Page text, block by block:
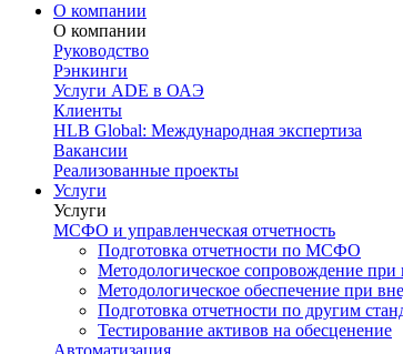
О компании
О компании
Руководство
Рэнкинги
Услуги ADE в ОАЭ
Клиенты
HLB Global: Международная экспертиза
Вакансии
Реализованные проекты
Услуги
Услуги
МСФО и управленческая отчетность
Подготовка отчетности по МСФО
Методологическое сопровождение
Методологическое обеспечение при
Подготовка отчетности по другим
Тестирование активов на обесценение
Автоматизация